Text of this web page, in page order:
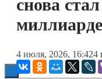
снова
4 июля, 2026, 16:424